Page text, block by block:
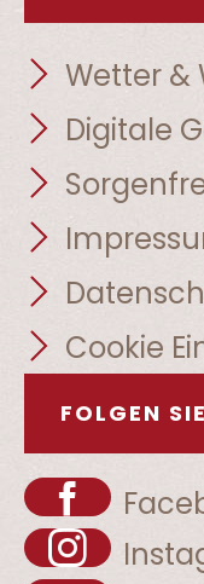
Wetter &
Digitale
Cookie
FOLGEN